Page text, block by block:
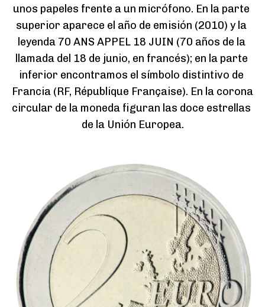
unos papeles frente a un micrófono. En la parte
superior aparece el año de emisión (2010) y la
leyenda 70 ANS APPEL 18 JUIN (70 años de la
llamada del 18 de junio, en francés); en la parte
inferior encontramos el símbolo distintivo de
Francia (RF, République Française). En la corona
circular de la moneda figuran las doce estrellas
de la Unión Europea.